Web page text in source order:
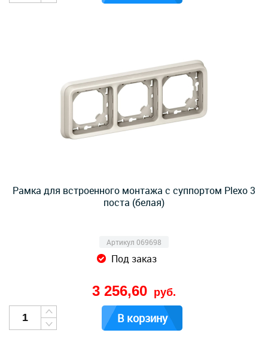
Рамка для встроенного монтажа с суппортом Plexo 3
поста (белая)
Артикул 069698
Под заказ
3 256,60 руб.
В корзину